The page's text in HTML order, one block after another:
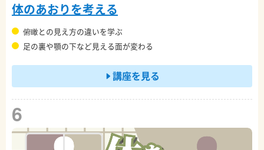
体のあおりを考える
俯瞰との見え方の違いを学ぶ
足の裏や顎の下など見える面が変わる
講座を見る
6